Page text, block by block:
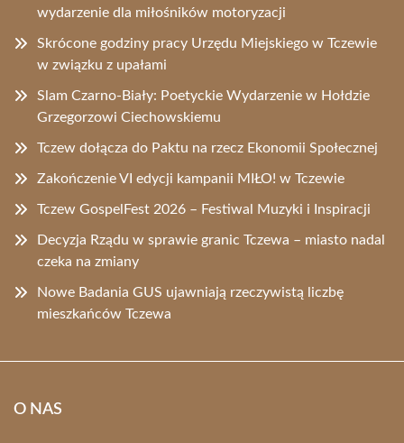
wydarzenie dla miłośników motoryzacji
Skrócone godziny pracy Urzędu Miejskiego w Tczewie
w związku z upałami
Slam Czarno-Biały: Poetyckie Wydarzenie w Hołdzie
Grzegorzowi Ciechowskiemu
Tczew dołącza do Paktu na rzecz Ekonomii Społecznej
Zakończenie VI edycji kampanii MIŁO! w Tczewie
Tczew GospelFest 2026 – Festiwal Muzyki i Inspiracji
Decyzja Rządu w sprawie granic Tczewa – miasto nadal
czeka na zmiany
Nowe Badania GUS ujawniają rzeczywistą liczbę
mieszkańców Tczewa
O NAS